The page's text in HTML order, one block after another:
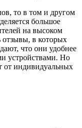
то в том и другом
большое
на высоком
отзывы, в которых
что они удобнее
устройствами. Но
от индивидуальных